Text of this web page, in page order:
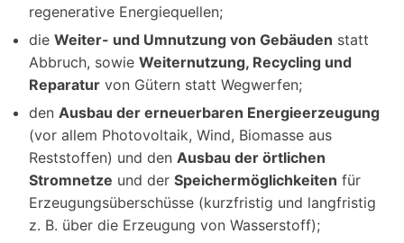
regenerative Energiequellen;
die Weiter- und Umnutzung von Gebäuden statt
Abbruch, sowie Weiternutzung, Recycling und
Reparatur von Gütern statt Wegwerfen;
den Ausbau der erneuerbaren Energieerzeugung
(vor allem Photovoltaik, Wind, Biomasse aus
Reststoffen) und den Ausbau der örtlichen
Stromnetze und der Speichermöglichkeiten für
Erzeugungsüberschüsse (kurzfristig und langfristig
z. B. über die Erzeugung von Wasserstoff);